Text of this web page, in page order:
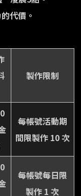
代價。
製作限制
每帳號活動期
間限製作 10 次
每帳號每日限
製作 1 次